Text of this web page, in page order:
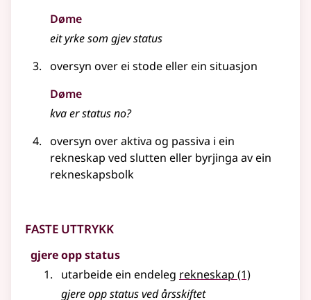
Døme
eit yrke som gjev status
oversyn over ei stode eller ein situasjon
Døme
kva er status no?
oversyn over aktiva og passiva i ein
rekneskap ved slutten eller byrjinga av ein
rekneskapsbolk
Faste uttrykk
gjere opp status
utarbeide ein endeleg rekneskap (1)
gjere opp status ved årsskiftet